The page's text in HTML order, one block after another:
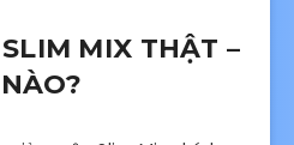
MIX THẬT –